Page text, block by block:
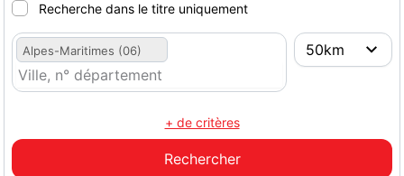
Recherche dans le titre uniquement
Alpes-Maritimes (06)
+ de critères